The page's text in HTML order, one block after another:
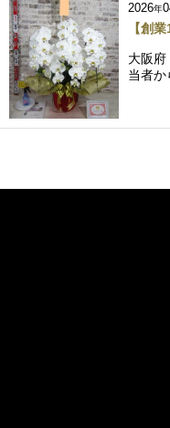
2026年
【創
大阪
当者か